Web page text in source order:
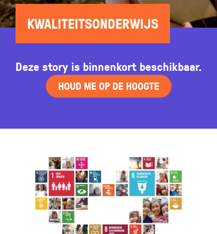
KWALITEITS­ONDERWIJS
Deze story is binnenkort beschikbaar.
HOUD ME OP DE HOOGTE